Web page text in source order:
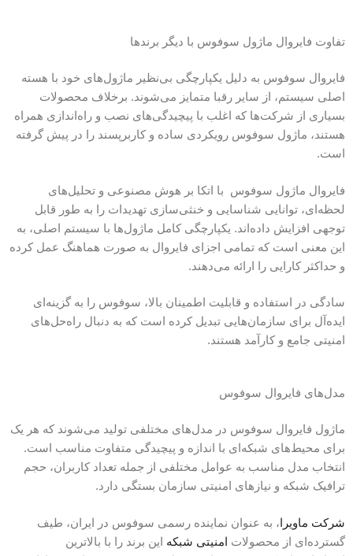
تفاوت‌ فایروال ماژول سوفوس با دیگر برندها
فایروال‌ سوفوس به دلیل یکپارچگی بی‌نظیر ماژول‌های خود با هسته
اصلی سیستم، از سایر رقبا متمایز می‌شوند. برخلاف محصولات
بسیاری از شرکت‌ها که اغلب با پیچیدگی‌های نصب و راه‌اندازی همراه
هستند، ماژول سوفوس رویکردی ساده و کاربرپسند را در پیش گرفته
است.
فایروال ماژول سوفوس با اتکا بر هوش مصنوعی و تحلیل‌های
لحظه‌ای، توانایی شناسایی و خنثی‌سازی تهدیدات را به طور قابل
توجهی افزایش داده‌اند. یکپارچگی کامل ماژول‌ها با سیستم اصلی، به
این معنی است که تمامی اجزای فایروال به صورت هماهنگ عمل کرده
و حداکثر کارایی را ارائه می‌دهند.
سادگی در استفاده و قابلیت اطمینان بالا، سوفوس را به گزینه‌ای
ایده‌آل برای سازمان‌هایی تبدیل کرده است که به دنبال راه‌حل‌های
امنیتی جامع و کارآمد هستند.
مدل‌های فایروال‌ سوفوس
ماژول فایروال‌ سوفوس در مدل‌های مختلفی تولید می‌شوند که هر یک
برای محیط‌های شبکه‌ای با اندازه و پیچیدگی متفاوت مناسب است.
انتخاب مدل مناسب به عوامل مختلفی از جمله تعداد کاربران، حجم
ترافیک شبکه و نیازهای امنیتی سازمان بستگی دارد.
شرکت ماویرا، به عنوان نماینده رسمی سوفوس در ایران، طیف
گسترده‌ای از محصولات امنیتی شبکه این برند را با بالاترین